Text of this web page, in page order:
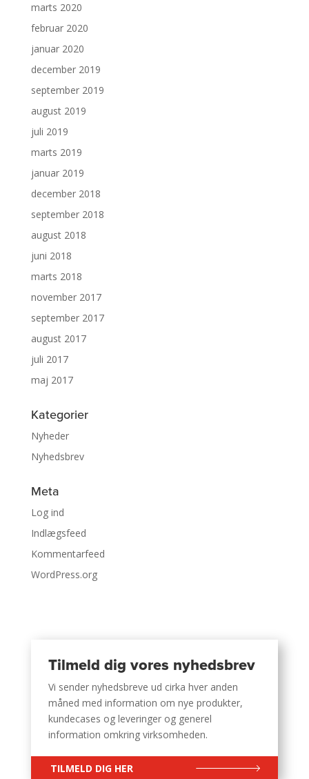
marts 2020
februar 2020
januar 2020
december 2019
september 2019
august 2019
juli 2019
marts 2019
januar 2019
december 2018
september 2018
august 2018
juni 2018
marts 2018
november 2017
september 2017
august 2017
juli 2017
maj 2017
Kategorier
Nyheder
Nyhedsbrev
Meta
Log ind
Indlægsfeed
Kommentarfeed
WordPress.org
Tilmeld dig vores nyhedsbrev
Vi sender nyhedsbreve ud cirka hver anden
måned med information om nye produkter,
kundecases og leveringer og generel
information omkring virksomheden.
TILMELD DIG HER